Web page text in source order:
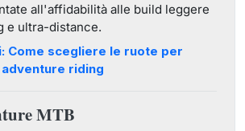
all'affidabilità alle build leggere
e ultra-distance.
Come scegliere le ruote per
riding
MTB